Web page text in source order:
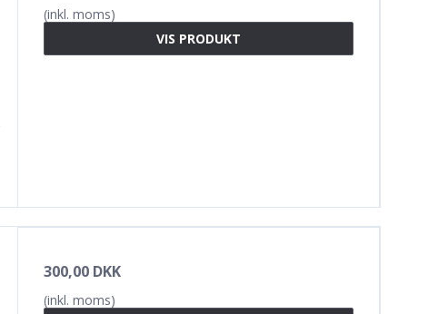
(inkl. moms)
VIS PRODUKT
300,00 DKK
(inkl. moms)